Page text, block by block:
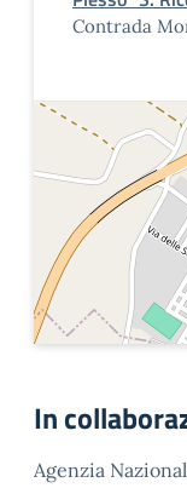
Contrada
In
Agenzia